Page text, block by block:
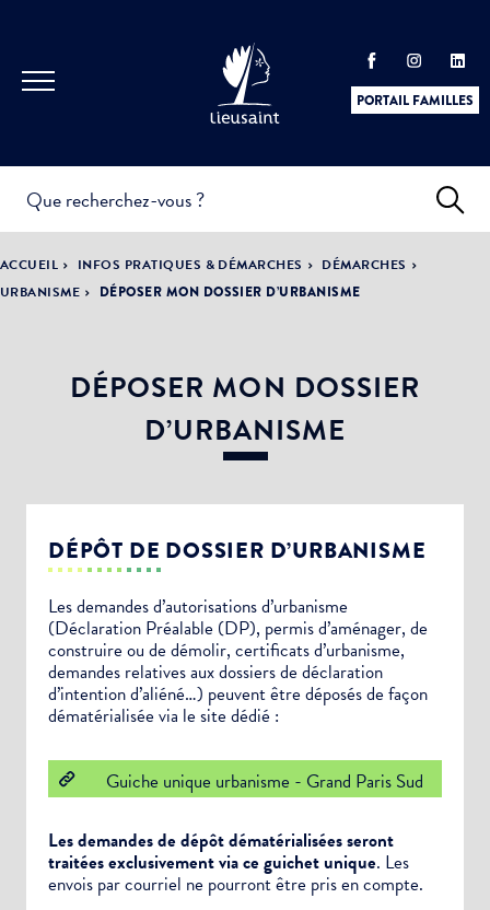
PORTAIL FAMILLES
PRATIQUES &
DÉMARCHES
ACTUALITÉS &
ÉVÈNEMENTS
LA VILLE
DÉMOCRATIE
PARTICIPATIVE
ACCUEIL INFOS PRATIQUES & DÉMARCHES
DÉMARCHES
URBANISME
DÉPOSER MON DOSSIER D’URBANISME
DÉPOSER MON DOSSIER
D’URBANISME
DÉPÔT DE DOSSIER D’URBANISME
Les demandes d’autorisations d’urbanisme
(Déclaration Préalable (DP), permis d’aménager, de
construire ou de démolir, certificats d’urbanisme,
demandes relatives aux dossiers de déclaration
d’intention d’aliéné…) peuvent être déposés de façon
dématérialisée via le site dédié :
Guiche unique urbanisme - Grand Paris Sud
Les demandes de dépôt dématérialisées seront
traitées exclusivement via ce guichet unique. Les
envois par courriel ne pourront être pris en compte.